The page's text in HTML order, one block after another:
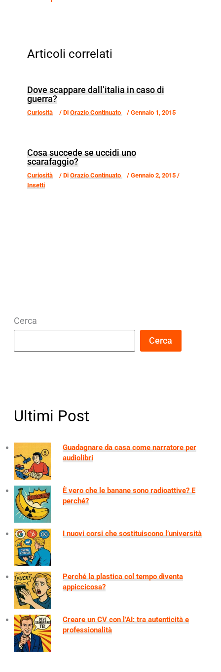
Articoli correlati
Dove scappare dall’italia in caso di
guerra?
Curiosità / Di Orazio Continuato / Gennaio 1, 2015
Cosa succede se uccidi uno
scarafaggio?
Curiosità / Di Orazio Continuato / Gennaio 2, 2015 /
Insetti
Cerca
Cerca
Ultimi Post
Guadagnare da casa come narratore per
audiolibri
È vero che le banane sono radioattive? E
perché?
I nuovi corsi che sostituiscono l’università
Perché la plastica col tempo diventa
appiccicosa?
Creare un CV con l’AI: tra autenticità e
professionalità